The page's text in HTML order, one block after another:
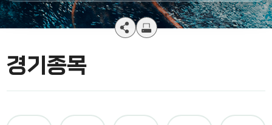
경기종목